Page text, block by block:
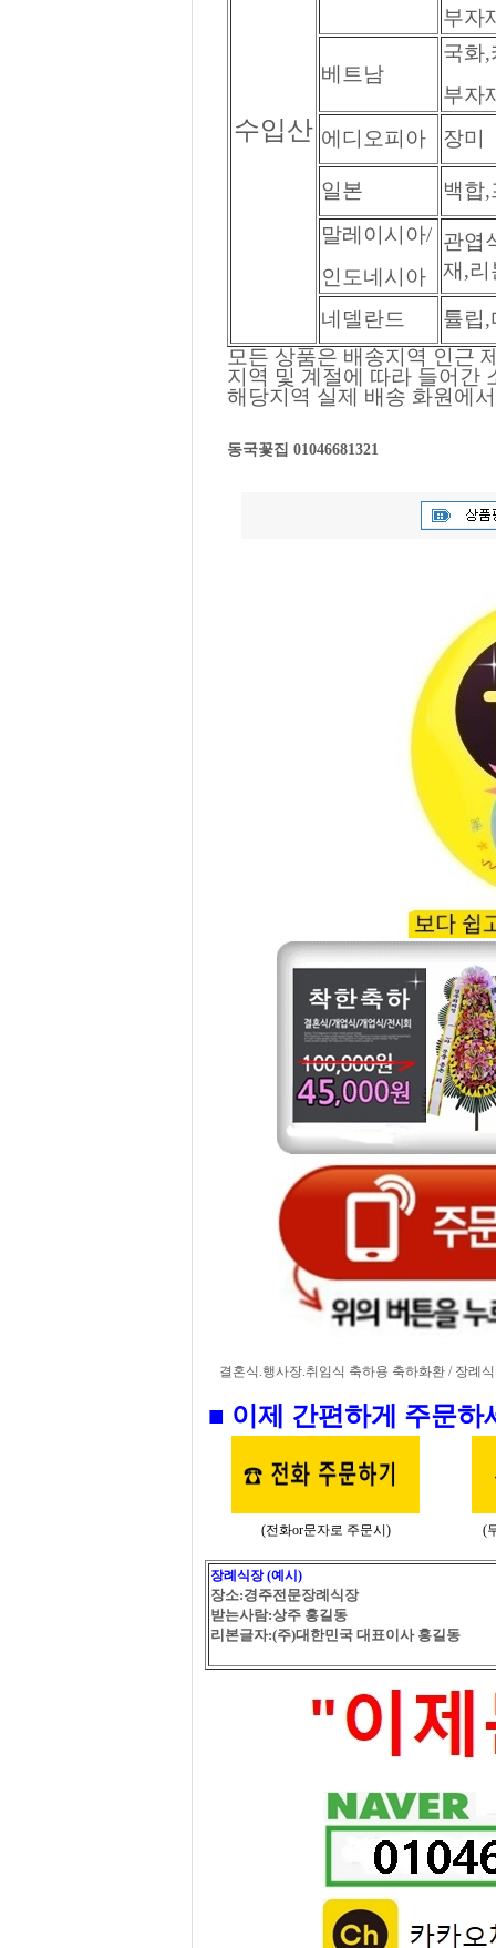
수입산
부자
베트남
국화
부자
에디오피아
장미
일본
백합
말레이시아/
인도네시아
관엽
재,리
네델란드
튤립
모든 상품은 배송지역 인근
지역 및 계절에 따라 들어간
해당지역 실제 배송 화원에
동국꽃집 01046681321
결혼식.행사장.취임식 축하용 축하화환 / 장례
■ 이제 간편하게 주문하
(전화or문자로 주문시) (
장례식장 (예시)
장소:경주전문장례식장
받는사람:상주 홍길동
리본글자:(주)대한민국 대표이사 홍길동